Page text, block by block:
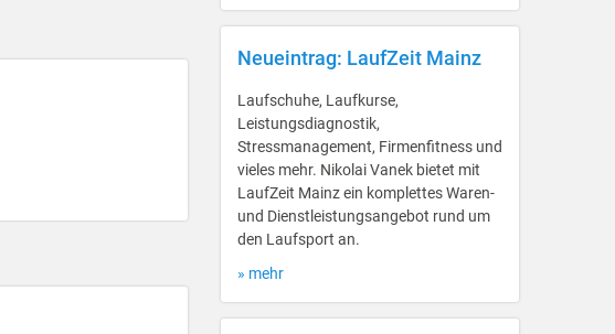
Neueintrag: LaufZeit Mainz
Laufschuhe, Laufkurse,
Leistungsdiagnostik,
Stressmanagement, Firmenfitness und
vieles mehr. Nikolai Vanek bietet mit
LaufZeit Mainz ein komplettes Waren-
und Dienstleistungsangebot rund um
den Laufsport an.
» mehr